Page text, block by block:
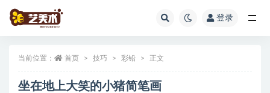
登录
当前位置： 首页 技巧 彩铅 正文
坐在地上大笑的小猪简笔画